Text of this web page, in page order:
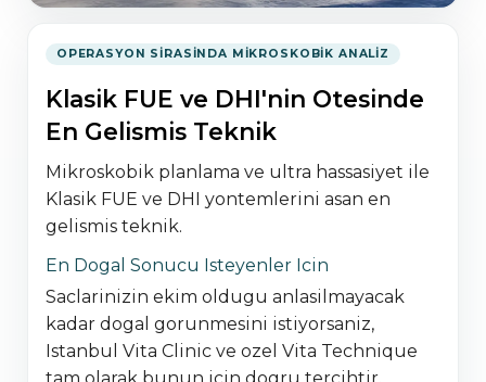
OPERASYON SIRASINDA MIKROSKOBIK ANALIZ
Klasik FUE ve DHI'nin Otesinde
En Gelismis Teknik
Mikroskobik planlama ve ultra hassasiyet ile
Klasik FUE ve DHI yontemlerini asan en
gelismis teknik.
En Dogal Sonucu Isteyenler Icin
Saclarinizin ekim oldugu anlasilmayacak
kadar dogal gorunmesini istiyorsaniz,
Istanbul Vita Clinic ve ozel Vita Technique
tam olarak bunun icin dogru tercihtir.